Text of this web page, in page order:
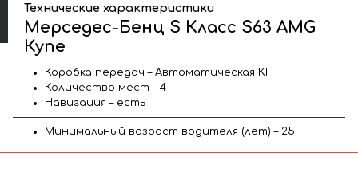
Технические характеристики
Мерседес-Бенц S Класс S63 AMG
Купе
Коробка передач – Автоматическая КП
Количество мест – 4
Навигация – есть
Минимальный возраст водителя (лет) – 25